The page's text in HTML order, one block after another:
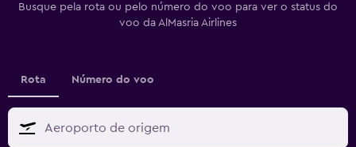
Busque pela rota ou pelo número do voo para ver o status do
voo da AlMasria Airlines
Rota Número do voo